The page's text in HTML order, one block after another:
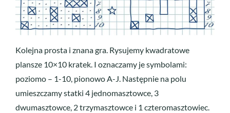
Kolejna prosta i znana gra. Rysujemy kwadratowe
plansze 10×10 kratek. I oznaczamy je symbolami:
poziomo – 1-10, pionowo A-J. Następnie na polu
umieszczamy statki 4 jednomasztowce, 3
dwumasztowce, 2 trzymasztowce i 1 czteromasztowiec.